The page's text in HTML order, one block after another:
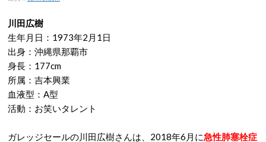
川田広樹
生年月日：1973年2月1日
出身：沖縄県那覇市
身長：177cm
所属：吉本興業
血液型：A型
活動：お笑いタレント
ガレッジセールの川田広樹さんは、2018年6月に急性肺塞栓症